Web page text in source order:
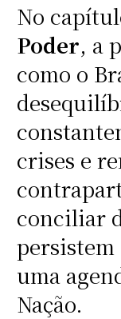
No
Poder, a
como o
crises e
conciliar
persistem
uma
Nação.